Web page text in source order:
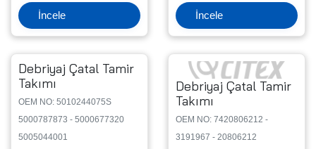
İncele İncele
Debriyaj Çatal Tamir
Takımı
OEM NO: 5010244075S
5000787873 - 5000677320
5005044001
Debriyaj Çatal Tamir
Takımı
OEM NO: 7420806212 -
3191967 - 20806212